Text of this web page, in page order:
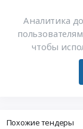
Аналитика
чтобы
Похожие тендеры